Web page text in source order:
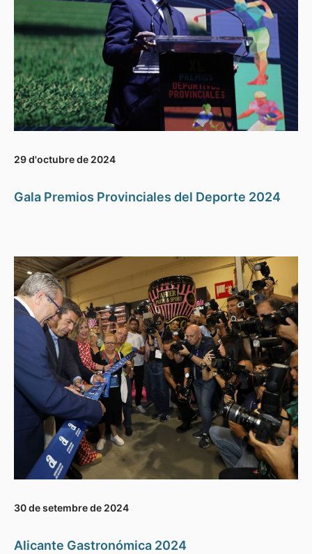
29 d'octubre de 2024
Gala Premios Provinciales del Deporte 2024
30 de setembre de 2024
Alicante Gastronómica 2024